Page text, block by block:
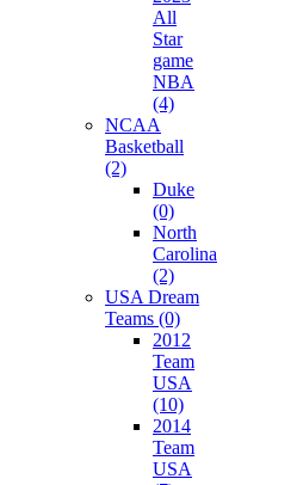
All
Star
game
NBA
(4)
NCAA
Basketball
(2)
Duke
(0)
North
Carolina
(2)
USA Dream
Teams (0)
2012
Team
USA
(10)
2014
Team
USA